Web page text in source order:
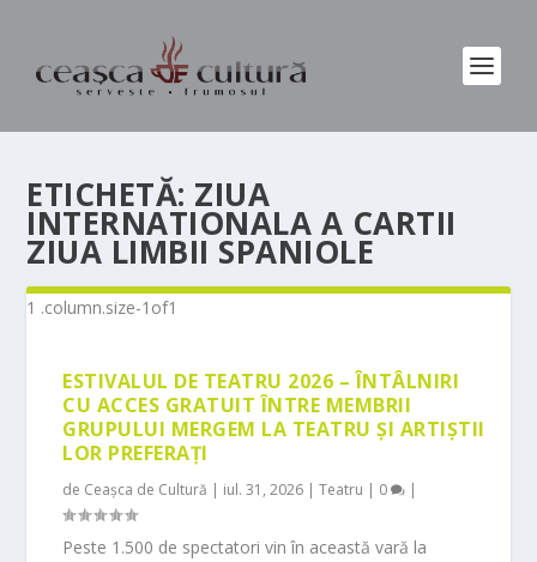
ETICHETĂ: ZIUA
INTERNATIONALA A CARTII
ZIUA LIMBII SPANIOLE
ESTIVALUL DE TEATRU 2026 – ÎNTÂLNIRI
CU ACCES GRATUIT ÎNTRE MEMBRII
GRUPULUI MERGEM LA TEATRU ȘI ARTIȘTII
LOR PREFERAȚI
de Ceașca de Cultură | iul. 31, 2026 |Teatru | 0 |
Peste 1.500 de spectatori vin în această vară la